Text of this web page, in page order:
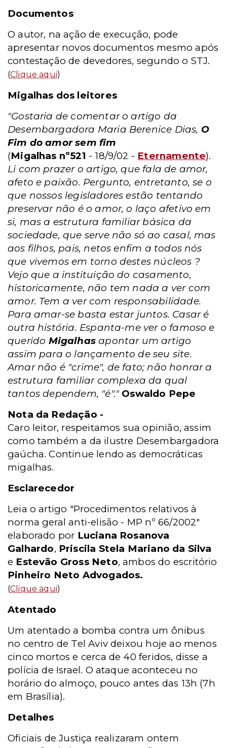
Documentos
O autor, na ação de execução, pode
apresentar novos documentos mesmo após
contestação de devedores, segundo o STJ.
(Clique aqui)
Migalhas dos leitores
"Gostaria de comentar o artigo da
Desembargadora Maria Berenice Dias, O
Fim do amor sem fim
(Migalhas nº521 - 18/9/02 - Eternamente).
Li com prazer o artigo, que fala de amor,
afeto e paixão. Pergunto, entretanto, se o
que nossos legisladores estão tentando
preservar não é o amor, o laço afetivo em
si, mas a estrutura familiar básica da
sociedade, que serve não só ao casal, mas
aos filhos, pais, netos enfim a todos nós
que vivemos em torno destes núcleos ?
Vejo que a instituição do casamento,
historicamente, não tem nada a ver com
amor. Tem a ver com responsabilidade.
Para amar-se basta estar juntos. Casar é
outra história. Espanta-me ver o famoso e
querido Migalhasapontar um artigo
assim para o lançamento de seu site.
Amar não é "crime", de fato; não honrar a
estrutura familiar complexa da qual
tantos dependem, "é"." Oswaldo Pepe
Nota da Redação -
Caro leitor, respeitamos sua opinião, assim
como também a da ilustre Desembargadora
gaúcha. Continue lendo as democráticas
migalhas.
Esclarecedor
Leia o artigo "Procedimentos relativos à
norma geral anti-elisão - MP nº 66/2002"
elaborado por Luciana Rosanova
Galhardo, Priscila Stela Mariano da Silva
e Estevão Gross Neto, ambos do escritório
Pinheiro Neto Advogados.
(Clique aqui)
Atentado
Um atentado a bomba contra um ônibus
no centro de Tel Aviv deixou hoje ao menos
cinco mortos e cerca de 40 feridos, disse a
polícia de Israel. O ataque aconteceu no
horário do almoço, pouco antes das 13h (7h
em Brasília).
Detalhes
Oficiais de Justiça realizaram ontem